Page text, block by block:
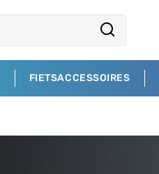
FIETSACCESSOIRES